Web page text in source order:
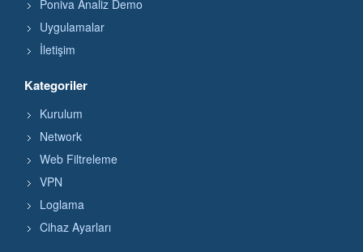
Poniva Analiz Demo
Uygulamalar
İletişim
Kategoriler
Kurulum
Network
Web Filtreleme
VPN
Loglama
Cihaz Ayarları